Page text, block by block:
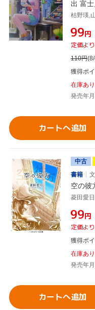
出 富
枯野瑛,
¥99円
定価よ
110円
獲得ポ
在庫あり
発売年
カートへ追加
中古
書籍
空の彼
菱田愛日
¥99円
定価よ
獲得ポ
在庫あり
発売年
カートへ追加